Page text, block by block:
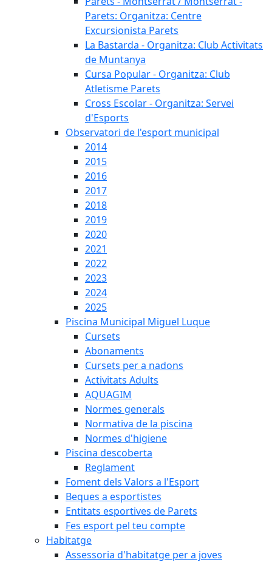
Parets: Organitza: Centre
Excursionista Parets
La Bastarda - Organitza: Club Activitats
de Muntanya
Cursa Popular - Organitza: Club
Atletisme Parets
Cross Escolar - Organitza: Servei
d'Esports
Observatori de l'esport municipal
2014
2015
2016
2017
2018
2019
2020
2021
2022
2023
2024
2025
Piscina Municipal Miguel Luque
Cursets
Abonaments
Cursets per a nadons
Activitats Adults
AQUAGIM
Normes generals
Normativa de la piscina
Normes d'higiene
Piscina descoberta
Reglament
Foment dels Valors a l'Esport
Beques a esportistes
Entitats esportives de Parets
Fes esport pel teu compte
Habitatge
Assessoria d'habitatge per a joves